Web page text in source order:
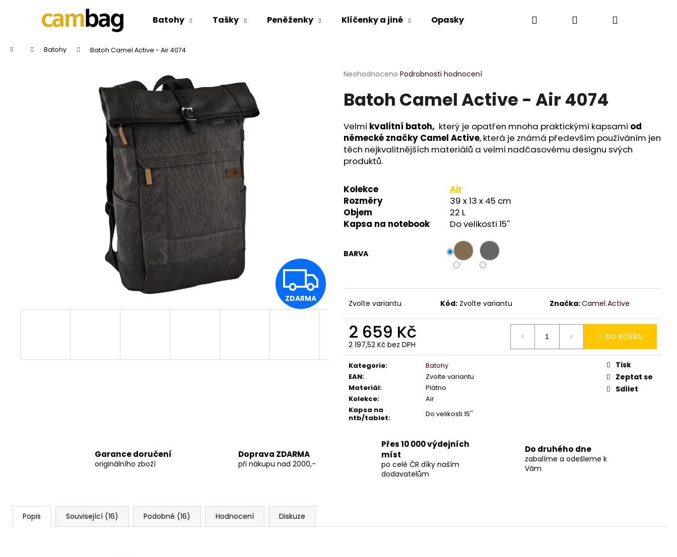
Batohy Tašky Peněženky Klíčenky a jiné Opasky Novinky
Hledat PřihlášeníNákupní
Domů Batohy Batoh Camel Active - Air 4074
Průměrné
produktu
je
z
5
hvězdiček.
Neohodnoceno Podrobnosti hodnocení
Batoh Camel Active - Air 4074
Velmi kvalitní batoh, který je opatřen mnoha praktickými kapsami od
německé značky Camel Active, která je známá především používáním jen
těch nejkvalitnějších materiálů a velmi nadčasovému designu svých
produktů.
Kolekce
Air
Rozměry
39 x 13 x 45 cm
Objem
22 L
Kapsa na notebook
Do velikosti 15''
BARVA
Zvolte variantu Kód: Zvolte variantu Značka:Camel Active
2 659 Kč
2 197,52 Kč bez DPH
Měrná
cena:
DO KOŠÍKU
Kategorie:
Batohy
EAN:
Zvolte variantu
Materiál:
Plátno
Kolekce:
Air
Kapsa na
ntb/tablet: Do velikosti 15''
Tisk
Zeptat se
Sdílet
Z
D
A
ZDARMA
Garance doručení
originálního zboží
Doprava ZDARMA
při nákupu nad 2000,-
Přes 10 000 výdejních
míst
po celé ČR díky naším
dodavatelům
Do druhého dne
zabalíme a odešleme k
Vám
Popis Související (16) Podobné (16) Hodnocení Diskuze
Zpět
obchodu
Zpět
obchodu
HLEDAT